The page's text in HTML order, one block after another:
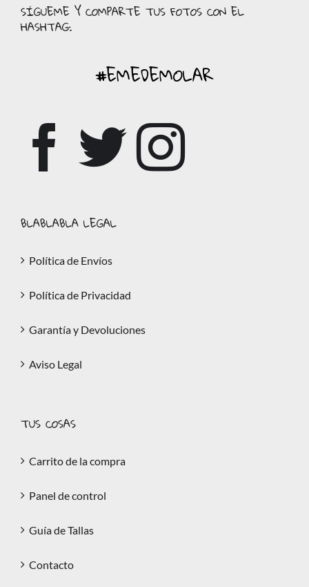
SÍGUEME Y COMPARTE TUS FOTOS CON EL
HASHTAG:
#EMEDEMOLAR
BLABLABLA LEGAL
Política de Envíos
Política de Privacidad
Garantía y Devoluciones
Aviso Legal
TUS COSAS
Carrito de la compra
Panel de control
Guía de Tallas
Contacto